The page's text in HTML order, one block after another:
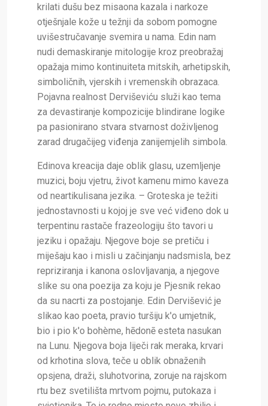
krilati dušu bez misaona kazala i narkoze
otješnjale kože u težnji da sobom pomogne
uvišestručavanje svemira u nama. Edin nam
nudi demaskiranje mitologije kroz preobražaj
opažaja mimo kontinuiteta mitskih, arhetipskih,
simboličnih, vjerskih i vremenskih obrazaca.
Pojavna realnost Derviševiću služi kao tema
za devastiranje kompozicije blindirane logike
pa pasionirano stvara stvarnost doživljenog
zarad drugačijeg viđenja zanijemjelih simbola.
Edinova kreacija daje oblik glasu, uzemljenje
muzici, boju vjetru, život kamenu mimo kaveza
od neartikulisana jezika. – Groteska je težiti
jednostavnosti u kojoj je sve već viđeno dok u
terpentinu rastače frazeologiju što tavori u
jeziku i opažaju. Njegove boje se pretiču i
miješaju kao i misli u začinjanju nadsmisla, bez
repriziranja i kanona oslovljavanja, a njegove
slike su ona poezija za koju je Pjesnik rekao
da su nacrti za postojanje. Edin Dervišević je
slikao kao poeta, pravio turšiju k'o umjetnik,
bio i pio k'o bohème, hēdonē esteta nasukan
na Lunu. Njegova boja liječi rak meraka, krvari
od krhotina slova, teče u oblik obnaženih
opsjena, draži, sluhotvorina, zoruje na rajskom
rtu bez svetilišta mrtvom pojmu, putokaza i